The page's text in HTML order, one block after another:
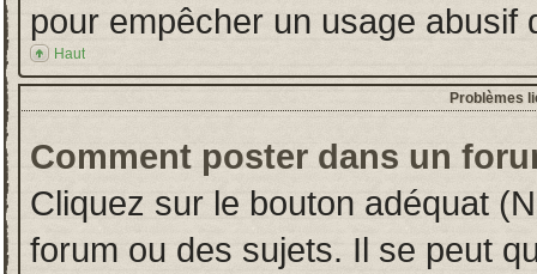
pour empêcher un usage abusif
Haut
Problèmes
Comment poster dans un
Cliquez sur le bouton adéquat
forum ou des sujets. Il se peut